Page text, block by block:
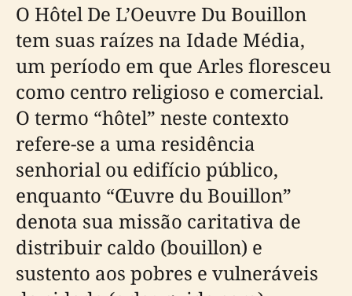
O Hôtel De L’Oeuvre Du Bouillon
tem suas raízes na Idade Média,
um período em que Arles floresceu
como centro religioso e comercial.
O termo “hôtel” neste contexto
refere-se a uma residência
senhorial ou edifício público,
enquanto “Œuvre du Bouillon”
denota sua missão caritativa de
distribuir caldo (bouillon) e
sustento aos pobres e vulneráveis